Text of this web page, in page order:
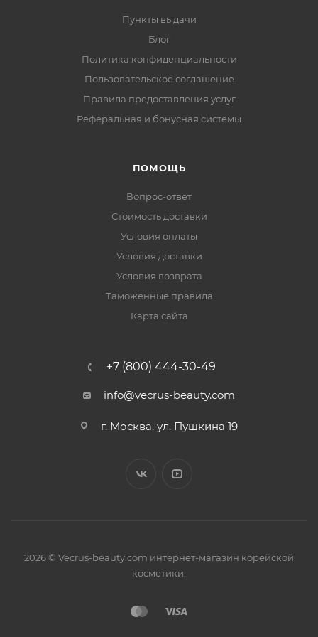
Пункты выдачи
Блог
Политика конфиденциальности
Пользовательское соглашение
Правила предоставления услуг
Реферальная и бонусная системы
ПОМОЩЬ
Вопрос-ответ
Стоимость доставки
Условия оплаты
Условия доставки
Условия возврата
Таможенные правила
Карта сайта
+7 (800) 444-30-49
info@vecrus-beauty.com
г. Москва, ул. Пушкина 19
2026 © Vecrus-beauty.com интернет-магазин корейской
косметики.